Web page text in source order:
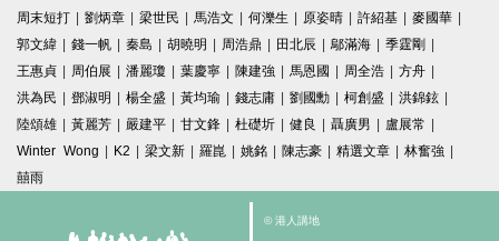
周末短打 | 劉炳章 | 梁世民 | 馬浩文 | 何濼生 | 原姿晴 | 許紹基 | 麥國華 |
郭文緯 | 錢一帆 | 秦島 | 胡曉明 | 周浩鼎 | 田北辰 | 鄔滿海 | 季霆剛 |
王惠貞 | 周伯展 | 潘麗瓊 | 葉慶寧 | 陳建強 | 馬恩國 | 周全浩 | 方舟 |
洪為民 | 鄧淑明 | 楊全盛 | 黃均瑜 | 錢志庸 | 劉國勳 | 柯創盛 | 洪錦鉉 |
陸頌雄 | 黃麗芳 | 嚴建平 | 甘文鋒 | 杜礎圻 | 健良 | 聶廣男 | 盧展常 |
Winter Wong | K2 | 梁文新 | 羅崑 | 姚銘 | 陳志豪 | 精選文章 | 林奮強 |
囍雨
© 港人講地